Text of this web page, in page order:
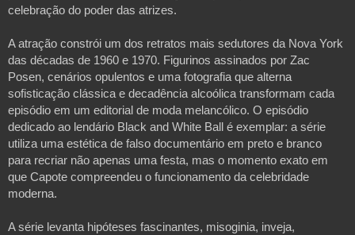
celebração do poder das atrizes.
A atração constrói um dos retratos mais sedutores da Nova York
das décadas de 1960 e 1970. Figurinos assinados por Zac
Posen, cenários opulentos e uma fotografia que alterna
sofisticação clássica e decadência alcoólica transformam cada
episódio em um editorial de moda melancólico. O episódio
dedicado ao lendário Black and White Ball é exemplar: a série
utiliza uma estética de falso documentário em preto e branco
para recriar não apenas uma festa, mas o momento exato em
que Capote compreendeu o funcionamento da celebridade
moderna.
A série levanta hipóteses fascinantes, misoginia, inveja,